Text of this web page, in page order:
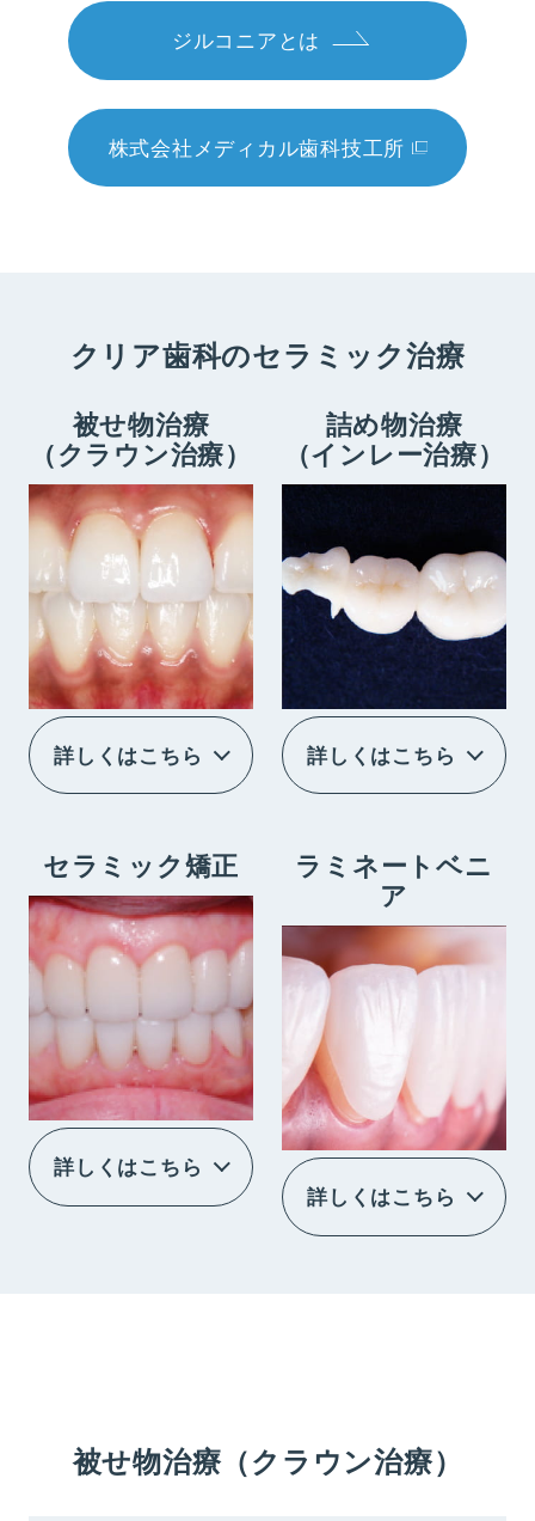
ジルコニアとは
株式会社メディカル歯科技工所
クリア歯科のセラミック治療
被せ物治療
（クラウン治療）
詳しくはこちら
詰め物治療
（インレー治療）
詳しくはこちら
セラミック矯正
詳しくはこちら
ラミネートベニ
ア
詳しくはこちら
被せ物治療（クラウン治療）